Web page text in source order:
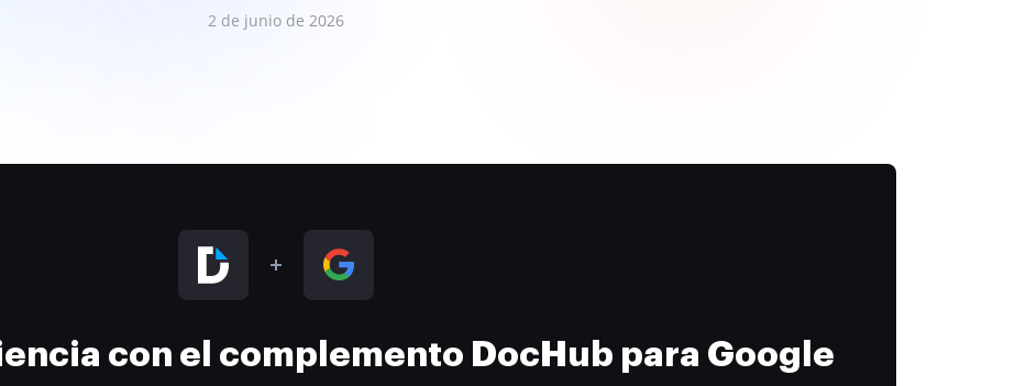
2 de junio de 2026
con el complemento DocHub para Google